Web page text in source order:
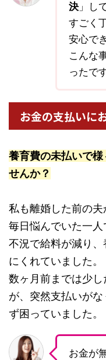
決」し
すごく
安心で
こんな
ったです
お金の支払いに
養育費の未払いで
せんか？
私も離婚した前の
毎日悩んでいた一人
不況で給料が減り
にくれていました。
数ヶ月前までは少
が、突然支払いが
ず困っていました。
お金が